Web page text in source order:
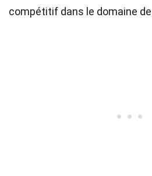
compétitif dans le domaine